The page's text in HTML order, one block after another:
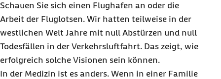
Schauen Sie sich einen Flughafen an oder die
Arbeit der Fluglotsen. Wir hatten teilweise in der
westlichen Welt Jahre mit null Abstürzen und null
Todesfällen in der Verkehrsluftfahrt. Das zeigt, wie
erfolgreich solche Visionen sein können.
In der Medizin ist es anders. Wenn in einer Familie